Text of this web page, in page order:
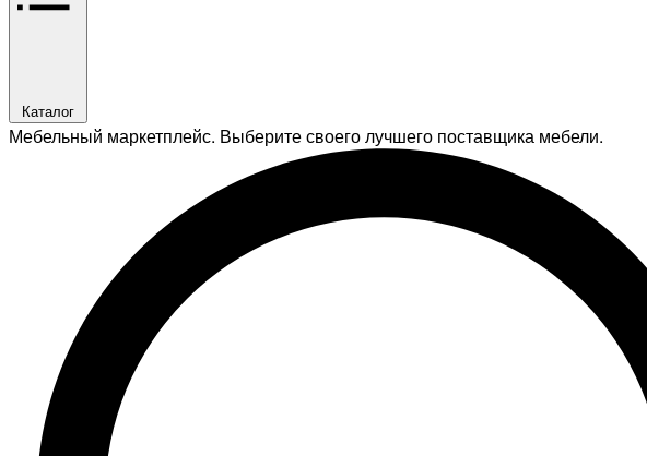
Каталог
Мебельный маркетплейс. Выберите своего лучшего поставщика мебели.